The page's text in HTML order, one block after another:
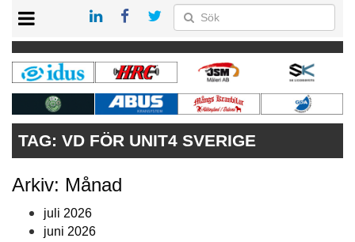
KONTAKT
VÅRA ANDRA MAGASIN
PRENUMERERA
ANNONSERA
TAG: VD FÖR UNIT4 SVERIGE
Arkiv: Månad
juli 2026
juni 2026